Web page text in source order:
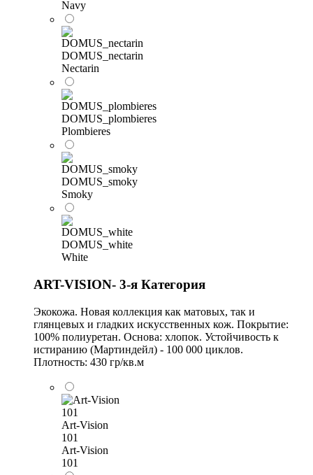
Navy
DOMUS_nectarin
Nectarin
DOMUS_plombieres
Plombieres
DOMUS_smoky
Smoky
DOMUS_white
White
ART-VISION- 3-я Категория
Экокожа. Новая коллекция как матовых, так и
глянцевых и гладких искусственных кож. Покрытие:
100% полиуретан. Основа: хлопок. Устойчивость к
истиранию (Мартиндейл) - 100 000 циклов.
Плотность: 430 гр/кв.м
Art-Vision
101
Art-Vision
101